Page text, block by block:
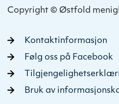
Copyright © Østfold
Kontaktinformasjon
Følg oss på Facebook
Bruk av